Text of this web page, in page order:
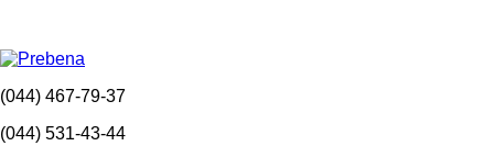
(044) 467-79-37
(044) 531-43-44